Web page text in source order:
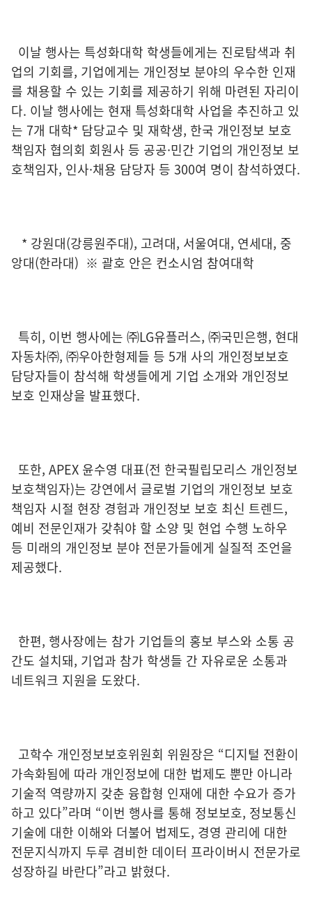
이날 행사는 특성화대학 학생들에게는 진로탐색과 취
업의 기회를, 기업에게는 개인정보 분야의 우수한 인재
를 채용할 수 있는 기회를 제공하기 위해 마련된 자리이
다. 이날 행사에는 현재 특성화대학 사업을 추진하고 있
는 7개 대학* 담당교수 및 재학생, 한국 개인정보 보호
책임자 협의회 회원사 등 공공·민간 기업의 개인정보 보
호책임자, 인사·채용 담당자 등 300여 명이 참석하였다.
* 강원대(강릉원주대), 고려대, 서울여대, 연세대, 중
앙대(한라대) ※ 괄호 안은 컨소시엄 참여대학
특히, 이번 행사에는 ㈜LG유플러스, ㈜국민은행, 현대
자동차㈜, ㈜우아한형제들 등 5개 사의 개인정보보호
담당자들이 참석해 학생들에게 기업 소개와 개인정보
보호 인재상을 발표했다.
또한, APEX 윤수영 대표(전 한국필립모리스 개인정보
보호책임자)는 강연에서 글로벌 기업의 개인정보 보호
책임자 시절 현장 경험과 개인정보 보호 최신 트렌드,
예비 전문인재가 갖춰야 할 소양 및 현업 수행 노하우
등 미래의 개인정보 분야 전문가들에게 실질적 조언을
제공했다.
한편, 행사장에는 참가 기업들의 홍보 부스와 소통 공
간도 설치돼, 기업과 참가 학생들 간 자유로운 소통과
네트워크 지원을 도왔다.
고학수 개인정보보호위원회 위원장은 “디지털 전환이
가속화됨에 따라 개인정보에 대한 법제도 뿐만 아니라
기술적 역량까지 갖춘 융합형 인재에 대한 수요가 증가
하고 있다”라며 “이번 행사를 통해 정보보호, 정보통신
기술에 대한 이해와 더불어 법제도, 경영 관리에 대한
전문지식까지 두루 겸비한 데이터 프라이버시 전문가로
성장하길 바란다”라고 밝혔다.